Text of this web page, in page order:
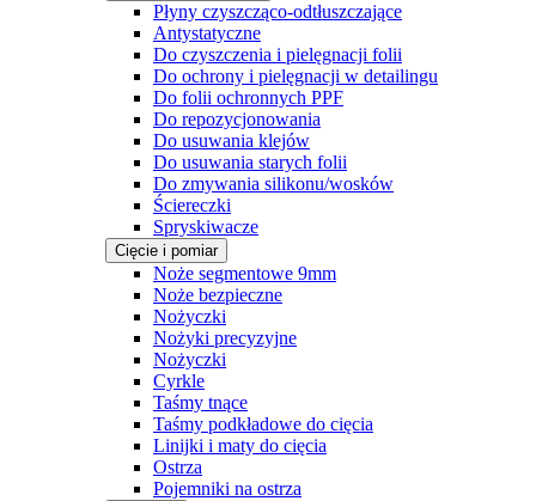
Płyny czyszcząco-odtłuszczające
Antystatyczne
Do czyszczenia i pielęgnacji folii
Do ochrony i pielęgnacji w detailingu
Do folii ochronnych PPF
Do repozycjonowania
Do usuwania klejów
Do usuwania starych folii
Do zmywania silikonu/wosków
Ściereczki
Spryskiwacze
Cięcie i pomiar
Noże segmentowe 9mm
Noże bezpieczne
Nożyczki
Nożyki precyzyjne
Nożyczki
Cyrkle
Taśmy tnące
Taśmy podkładowe do cięcia
Linijki i maty do cięcia
Ostrza
Pojemniki na ostrza